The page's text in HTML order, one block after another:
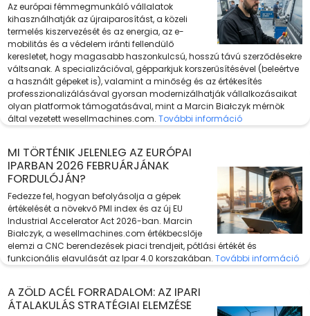
Az európai fémmegmunkáló vállalatok
kihasználhatják az újraiparosítást, a közeli
termelés kiszervezését és az energia, az e-
mobilitás és a védelem iránti fellendülő
keresletet, hogy magasabb haszonkulcsú, hosszú távú szerződésekre
váltsanak. A specializációval, gépparkjuk korszerűsítésével (beleértve
a használt gépeket is), valamint a minőség és az értékesítés
professzionalizálásával gyorsan modernizálhatják vállalkozásaikat
olyan platformok támogatásával, mint a Marcin Białczyk mérnök
által vezetett wesellmachines.com. További információ
MI TÖRTÉNIK JELENLEG AZ EURÓPAI
IPARBAN 2026 FEBRUÁRJÁNAK
FORDULÓJÁN?
Fedezze fel, hogyan befolyásolja a gépek
értékelését a növekvő PMI index és az új EU
Industrial Accelerator Act 2026-ban. Marcin
Białczyk, a wesellmachines.com értékbecslője
elemzi a CNC berendezések piaci trendjeit, pótlási értékét és
funkcionális elavulását az Ipar 4.0 korszakában. További információ
A ZÖLD ACÉL FORRADALOM: AZ IPARI
ÁTALAKULÁS STRATÉGIAI ELEMZÉSE